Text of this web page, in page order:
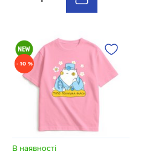
- 10 %
В наявності